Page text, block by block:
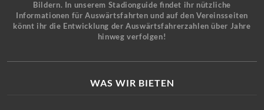
Bildern. In unserem Stadionguide findet ihr nützliche
Informationen für Auswärtsfahrten und auf den Vereinsseiten
könnt ihr die Entwicklung der Auswärtsfahrerzahlen über Jahre
hinweg verfolgen!
WAS WIR BIETEN